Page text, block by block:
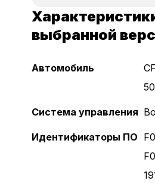
выбранной
Автомобиль
Система управления
Идентификаторы ПО